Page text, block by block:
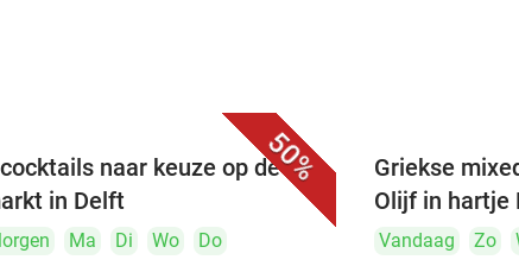
50%
naar keuze op de
in Delft
Ma Di Wo
Do
Griekse
Olijf in hartje
Vandaag Zo